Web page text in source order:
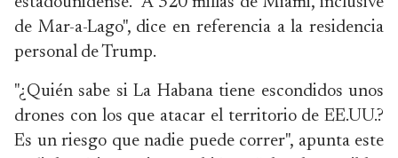
de Mar-a-Lago", dice en referencia a la residencia
personal de Trump.
"¿Quién sabe si La Habana tiene escondidos unos
drones con los que atacar el territorio de EE.UU.?
Es un riesgo que nadie puede correr", apunta este